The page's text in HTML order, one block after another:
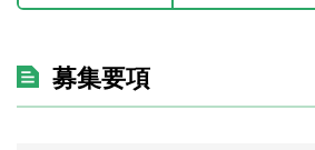
募集要項